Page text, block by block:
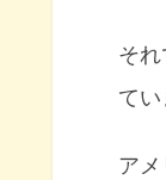
そ
てい
ア